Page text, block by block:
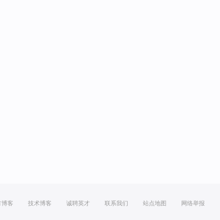
博客 技术博客 诚聘英才 联系我们 站点地图 网络举报